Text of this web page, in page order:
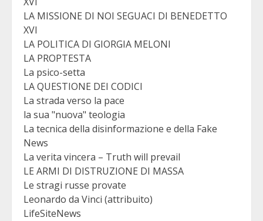
LA MISSIONE DI NOI SEGUACI DI BENEDETTO
XVI
LA POLITICA DI GIORGIA MELONI
LA PROPTESTA
La psico-setta
LA QUESTIONE DEI CODICI
La strada verso la pace
la sua "nuova" teologia
La tecnica della disinformazione e della Fake
News
La verita vincera – Truth will prevail
LE ARMI DI DISTRUZIONE DI MASSA
Le stragi russe provate
Leonardo da Vinci (attribuito)
LifeSiteNews